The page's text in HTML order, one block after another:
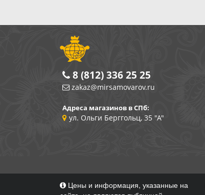
8 (812) 336 25 25
zakaz@mirsamovarov.ru
Адреса магазинов в СПб:
ул. Ольги Берггольц, 35 "А"
Цены и информация, указанные на